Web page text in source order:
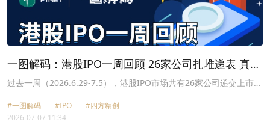
一图解码：港股IPO一周回顾 26家公司扎堆递表 真健
康医疗首挂涨逾159%
过去一周（2026.6.29-7.5），港股IPO市场共有26家公司递交上市申
（300468.SZ）等。
#一图解码 #IPO
#四方精创
2026-07-07 11:34